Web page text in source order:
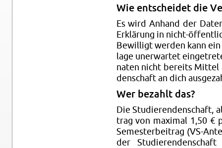
Wie ent­schei­det die
Es wird An­hand der
Er­klä­rung in nicht-
Be­wil­ligt wer­den kann
la­ge un­er­war­tet
na­ten nicht be­reits
den­schaft an dich
Wer be­zahlt das?
Die Stu­die­ren­den­schaft,
trag von ma­xi­mal 1,50 €
Se­mes­ter­bei­trag (VS-
der